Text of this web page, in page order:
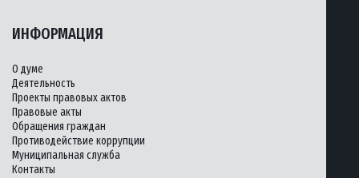
ИНФОРМАЦИЯ
О думе
Деятельность
Проекты правовых актов
Правовые акты
Обращения граждан
Противодействие коррупции
Муниципальная служба
Контакты